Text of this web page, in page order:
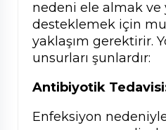
nedeni ele almak ve
desteklemek için
yaklaşım gerektirir.
unsurları şunlardır:
Antibiyotik
Enfeksiyon nedeniyle